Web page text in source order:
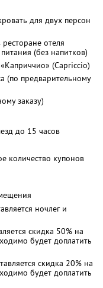
для двух персон
отеля
(без напитков)
(Capriccio)
(по предварительному
заказу)
до 15 часов
количество купонов
ночлег и
скидка 50% на
будет доплатить
скидка 20% на
будет доплатить